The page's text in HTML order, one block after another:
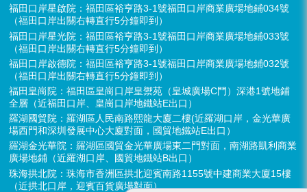
福田口岸星啟院：福田區裕亨路3-1號福田口岸商業廣場地鋪034號
（福田口岸出關右轉直行5分鐘即到）
福田口岸星光院：福田區裕亨路3-1號福田口岸商業廣場地鋪033號
（福田口岸出關右轉直行5分鐘即到）
福田口岸啟德院：福田區裕亨路3-1號福田口岸商業廣場地鋪032號
（福田口岸出關右轉直行5分鐘即到）
福田皇崗院：福田區皇崗口岸皇禦苑（皇城廣場C門）深港1號地鋪
全層（近福田口岸、皇崗口岸地鐵站E出口）
羅湖國貿院：羅湖區人民南路熙龍大廈二樓(近羅湖口岸，金光華廣
場西門和深圳發展中心大廈對面，國貿地鐵站E出口）
羅湖金光華院：羅湖區國貿金光華廣場東二門對面，南湖路凱利商業
廣場地鋪（近羅湖口岸、國貿地鐵站B出口）
珠海拱北院：珠海市香洲區拱北迎賓南路1155號中建商業大廈15樓
（近拱北口岸，迎賓百貨廣場對面）